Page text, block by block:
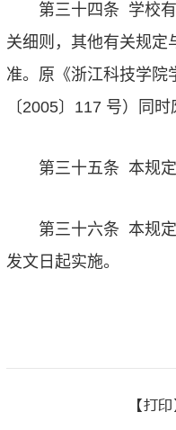
第三十四条 学校
关细则，其他有关规定
准。原《浙江科技学院
〔2005〕 117 号）同时
第三十五条 本规
第三十六条 本规
发文日起实施。
【打印